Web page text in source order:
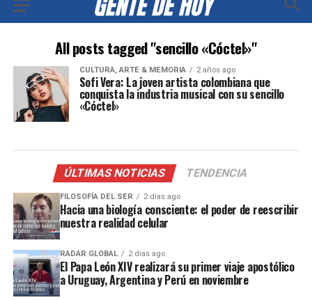
All posts tagged "sencillo «Cóctel»"
CULTURA, ARTE & MEMORIA 2 años ago
Sofi Vera: La joven artista colombiana que
conquista la industria musical con su sencillo
«Cóctel»
ÚLTIMAS NOTICIAS TENDENCIA
FILOSOFÍA DEL SER 2 días ago
Hacia una biología consciente: el poder de reescribir
nuestra realidad celular
RADAR GLOBAL 2 días ago
El Papa León XIV realizará su primer viaje apostólico
a Uruguay, Argentina y Perú en noviembre